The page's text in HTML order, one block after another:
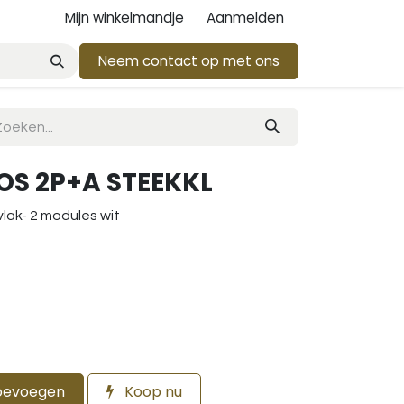
Mijn winkelmandje Aanmelden
Neem contact op met ons
2P+A STEEKKL
2 modules wit
Koop nu